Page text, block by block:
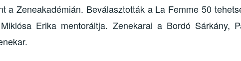
a Zeneakadémián. Beválasztották a La Femme 50
Erika mentoráltja. Zenekarai a Bordó Sárkány,